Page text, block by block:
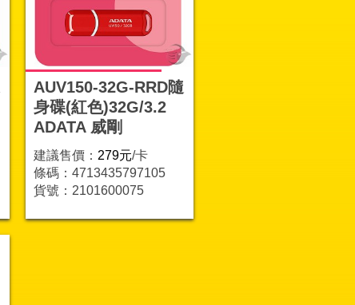
AUV150-32G-RRD隨
身碟(紅色)32G/3.2
ADATA 威剛
建議售價： 279元/卡
條碼：4713435797105
貨號：2101600075